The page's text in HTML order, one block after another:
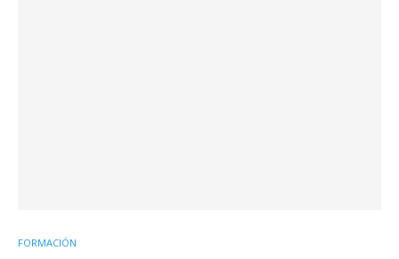
FORMACIÓN